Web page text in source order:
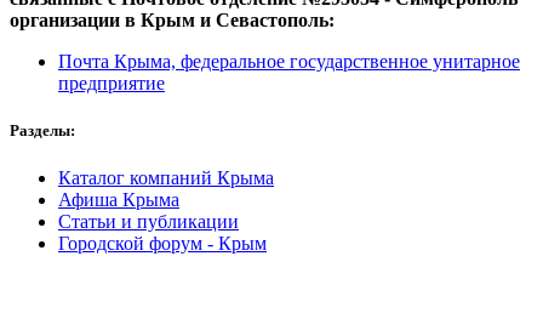
организации в Крым и Севастополь:
Почта Крыма, федеральное государственное унитарное
предприятие
Разделы:
Каталог компаний Крыма
Афиша Крыма
Статьи и публикации
Городской форум - Крым